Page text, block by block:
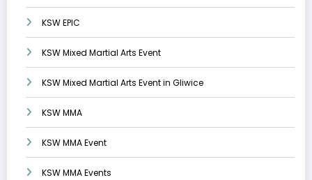
KSW EPIC
KSW Mixed Martial Arts Event
KSW Mixed Martial Arts Event in Gliwice
KSW MMA
KSW MMA Event
KSW MMA Events